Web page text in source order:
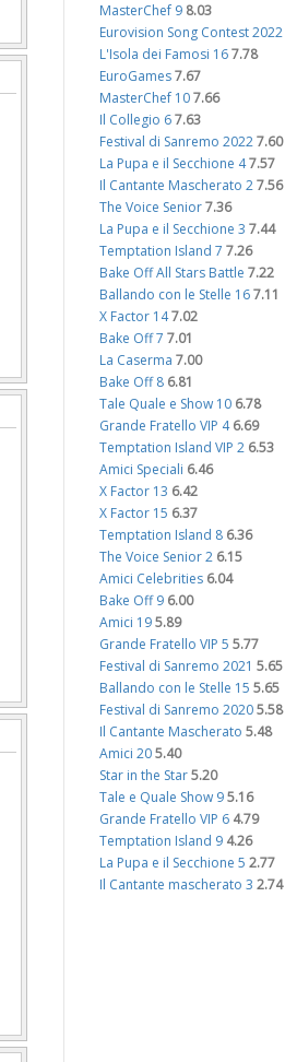
MasterChef 9 8.03
Eurovision Song Contest 2022
L'Isola dei Famosi 16 7.78
EuroGames 7.67
MasterChef 10 7.66
Il Collegio 6 7.63
Festival di Sanremo 2022 7.60
La Pupa e il Secchione 47.57
Il Cantante Mascherato 2 7.56
The Voice Senior 7.36
La Pupa e il Secchione 3 7.44
Temptation Island 7 7.26
Bake Off All Stars Battle 7.22
Ballando con le Stelle 16 7.11
X Factor 147.02
Bake Off 7 7.01
La Caserma 7.00
Bake Off 8 6.81
Tale Quale e Show 10 6.78
Grande Fratello VIP 4 6.69
Temptation Island VIP 2 6.53
Amici Speciali 6.46
X Factor 13 6.42
X Factor 15 6.37
Temptation Island 8 6.36
The Voice Senior 2 6.15
Amici Celebrities 6.04
Bake Off 9 6.00
Amici 19 5.89
Grande Fratello VIP 5 5.77
Festival di Sanremo 2021 5.65
Ballando con le Stelle 15 5.65
Festival di Sanremo 2020 5.58
Il Cantante Mascherato 5.48
Amici 20 5.40
Star in the Star 5.20
Tale e Quale Show 9 5.16
Grande Fratello VIP 6 4.79
Temptation Island 9 4.26
La Pupa e il Secchione 5 2.77
Il Cantante mascherato 3 2.74